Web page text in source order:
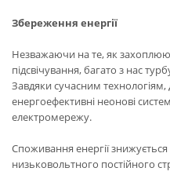
Збереження енергії
Незважаючи на те, як
підсвічування, багато з нас
Завдяки сучасним
енергоефективні неонові
електромережу.
Споживання енергії
низьковольтного постійного